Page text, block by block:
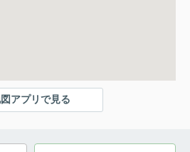
アプリで見る